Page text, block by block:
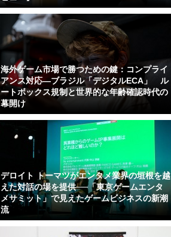
海外ゲーム市場で勝つための鍵：コンプライ
アンス対応—ブラジル「デジタルECA」 ル
ートボックス規制と世界的な年齢確認時代の
幕開け
デロイト トーマツがエンタメ業界の垣根を越
えた対話の場を提供──「東京ゲームエンタ
メサミット」で見えたゲームビジネスの新潮
流